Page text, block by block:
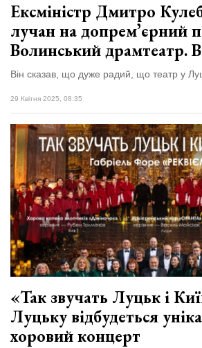
Ексміністр Дмитро
лучан на допремʼєрний
Волинський драмтеатр.
Він сказав, що дуже радий, що театр у
29 Квітня 2025, 08:35
«Так звучать Луцьк і
Луцьку відбудеться
хоровий концерт